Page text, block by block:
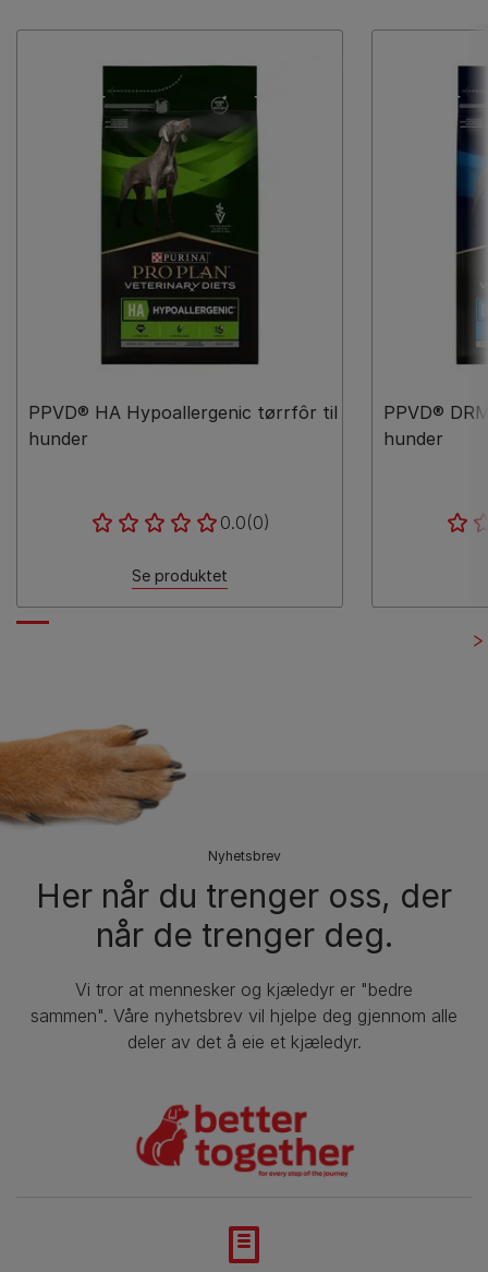
PPVD® HA Hypoallergenic tørrfôr til
hunder
0.0(0)
Se produktet
PPVD®
hunder
Nyhetsbrev
Her når du trenger oss, der
når de trenger deg.
Vi tror at mennesker og kjæledyr er "bedre
sammen". Våre nyhetsbrev vil hjelpe deg gjennom alle
deler av det å eie et kjæledyr.